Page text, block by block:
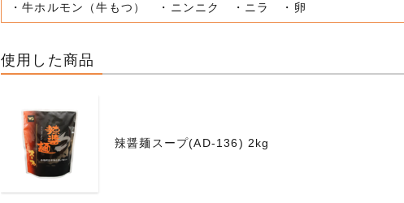
・牛ホルモン（牛もつ） ・ニンニク ・ニラ ・卵
使用した商品
辣醤麺スープ(AD-136) 2kg